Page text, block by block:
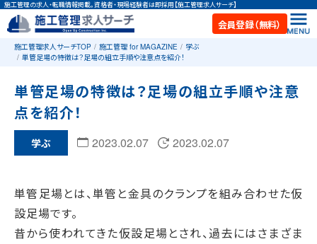
施工管理の求人・転職情報掲載。資格者・現場経験者は即採用【施工管理求人サーチ】
会員登録（無料）
施工管理求人サーチTOP 施工管理 for MAGAZINE
学ぶ
単管足場の特徴は？足場の組立手順や注意点を紹介！
単管足場の特徴は？足場の組立手順や注意
点を紹介！
学ぶ 2023.02.07 2023.02.07
単管足場とは、単管と金具のクランプを組み合わせた仮
設足場です。
昔から使われてきた仮設足場とされ、過去にはさまざま